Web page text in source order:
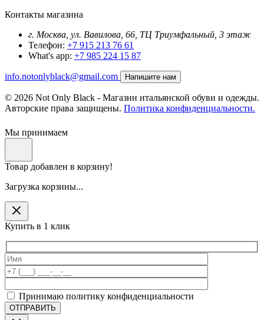
Контакты магазина
г. Москва, ул. Вавилова, 66, ТЦ Триумфальный, 3 этаж
Телефон: +7 915 213 76 61
What's app: +7 985 224 15 87
info.notonlyblack@gmail.com Напишите нам
© 2026 Not Only Black - Магазин итальянской обуви и одежды.
Авторские права защищены. Политика конфиденциальности.
Мы принимаем
Товар добавлен в корзину!
Загрузка корзины...
Купить в 1 клик
Принимаю политику конфиденциальности